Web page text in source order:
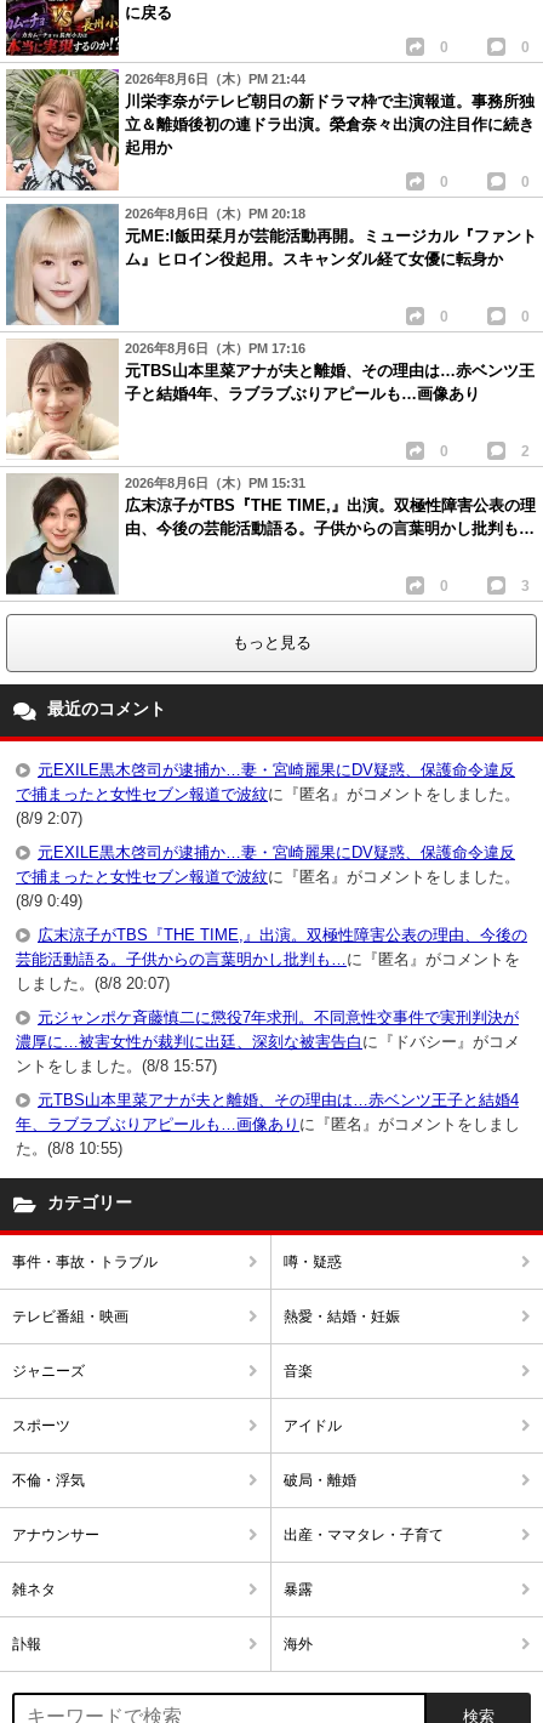
に戻る
0 0
2026年8月6日（木）PM 21:44
川栄李奈がテレビ朝日の新ドラマ枠で主演報道。事務所独
立＆離婚後初の連ドラ出演。榮倉奈々出演の注目作に続き
起用か
0 0
2026年8月6日（木）PM 20:18
元ME:I飯田栞月が芸能活動再開。ミュージカル『ファント
ム』ヒロイン役起用。スキャンダル経て女優に転身か
0 0
2026年8月6日（木）PM 17:16
元TBS山本里菜アナが夫と離婚、その理由は…赤ベンツ王
子と結婚4年、ラブラブぶりアピールも…画像あり
0 2
2026年8月6日（木）PM 15:31
広末涼子がTBS『THE TIME,』出演。双極性障害公表の理
由、今後の芸能活動語る。子供からの言葉明かし批判も…
0 3
もっと見る
最近のコメント
元EXILE黒木啓司が逮捕か…妻・宮崎麗果にDV疑惑、保護命令違反
で捕まったと女性セブン報道で波紋に『匿名』がコメントをしました。
(8/9 2:07)
元EXILE黒木啓司が逮捕か…妻・宮崎麗果にDV疑惑、保護命令違反
で捕まったと女性セブン報道で波紋に『匿名』がコメントをしました。
(8/9 0:49)
広末涼子がTBS『THE TIME,』出演。双極性障害公表の理由、今後の
芸能活動語る。子供からの言葉明かし批判も… に『匿名』がコメントを
しました。(8/8 20:07)
元ジャンポケ斉藤慎二に懲役7年求刑。不同意性交事件で実刑判決が
濃厚に…被害女性が裁判に出廷、深刻な被害告白 に『ドバシー』がコメ
ントをしました。(8/8 15:57)
元TBS山本里菜アナが夫と離婚、その理由は…赤ベンツ王子と結婚4
年、ラブラブぶりアピールも…画像あり に『匿名』がコメントをしまし
た。(8/8 10:55)
カテゴリー
事件・事故・トラブル 噂・疑惑
テレビ番組・映画 熱愛・結婚・妊娠
ジャニーズ 音楽
スポーツ アイドル
不倫・浮気 破局・離婚
アナウンサー 出産・ママタレ・子育て
雑ネタ 暴露
訃報 海外